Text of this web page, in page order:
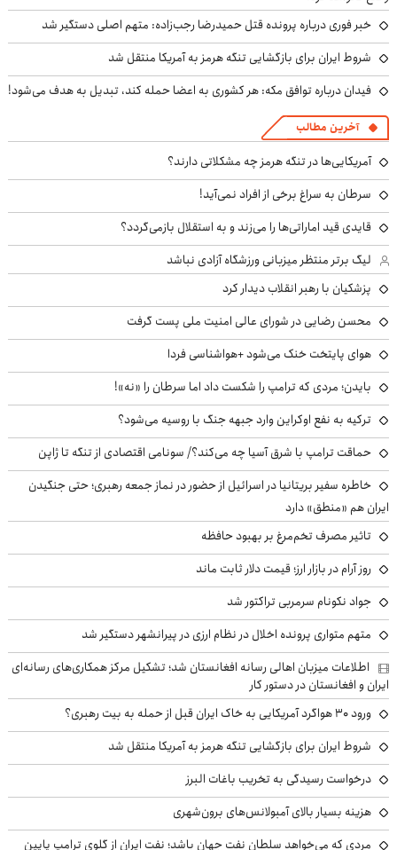
خبر فوری درباره پرونده قتل حمیدرضا رجب‌زاده: متهم اصلی دستگیر شد
شروط ایران برای بازگشایی تنگه هرمز به آمریکا منتقل شد
فیدان درباره توافق مکه: هر کشوری به اعضا حمله کند، تبدیل به هدف می‌شود!
آخرین مطالب
آمریکایی‌ها در تنگه هرمز چه مشکلاتی دارند؟
سرطان به سراغ برخی از افراد نمی‌آید!
قایدی قید اماراتی‌ها را می‌زند و به استقلال بازمی‌گردد؟
لیگ برتر منتظر میزبانی ورزشگاه آزادی نباشد
پزشکیان با رهبر انقلاب دیدار کرد
محسن رضایی در شورای عالی امنیت ملی پست گرفت
هوای پایتخت خنک می‌شود +هواشناسی فردا
بایدن؛ مردی که ترامپ را شکست داد اما سرطان را «نه»!
ترکیه به نفع اوکراین وارد جبهه جنگ با روسیه می‌شود؟
حماقت ترامپ با شرق آسیا چه می‌کند؟/ سونامی اقتصادی از تنگه تا ژاپن
خاطره سفیر بریتانیا در اسرائیل از حضور در نماز جمعه رهبری؛ حتی جنگیدن
ایران هم «منطق» دارد
تاثیر مصرف تخم‌مرغ بر بهبود حافظه
روز آرام در بازار ارز؛ قیمت دلار ثابت ماند
جواد نکونام سرمربی تراکتور شد
متهم متواری پرونده اخلال در نظام ارزی در پیرانشهر دستگیر شد
اطلاعات میزبان اهالی رسانه افغانستان شد؛ تشکیل مرکز همکاری‌های رسانه‌ای
ایران و افغانستان در دستور کار
ورود ۳۰ هواگرد آمریکایی به خاک ایران قبل از حمله به بیت رهبری؟
شروط ایران برای بازگشایی تنگه هرمز به آمریکا منتقل شد
درخواست رسیدگی به تخریب باغات البرز
هزینه بسیار بالای آمبولانس‌های برون‌شهری
مردی که می‌خواهد سلطان نفت جهان باشد؛ نفت ایران از گلوی ترامپ پایین